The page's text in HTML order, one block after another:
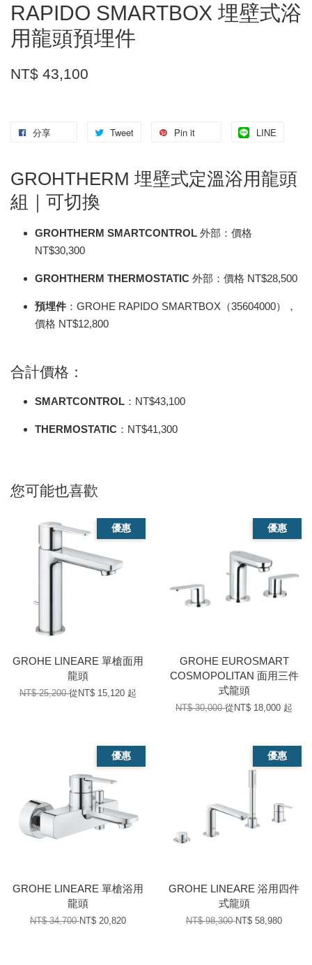
RAPIDO SMARTBOX 埋壁式浴
用龍頭預埋件
NT$ 43,100
分享 Tweet Pin it LINE
GROHTHERM 埋壁式定溫浴用龍頭
組｜可切換
GROHTHERM SMARTCONTROL 外部：價格
NT$30,300
GROHTHERM THERMOSTATIC 外部：價格 NT$28,500
預埋件 ：GROHE RAPIDO SMARTBOX（35604000），
價格 NT$12,800
合計價格：
SMARTCONTROL ：NT$43,100
THERMOSTATIC ：NT$41,300
您可能也喜歡
優惠
GROHE LINEARE 單槍面用
龍頭
NT$ 25,200從NT$ 15,120 起
優惠
GROHE EUROSMART
COSMOPOLITAN 面用三件
式龍頭
NT$ 30,000從NT$ 18,000 起
優惠
GROHE LINEARE 單槍浴用
龍頭
NT$ 34,700NT$ 20,820
優惠
GROHE LINEARE 浴用四件
式龍頭
NT$ 98,300NT$ 58,980